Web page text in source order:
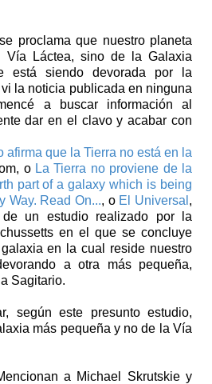
proclama que nuestro planeta
Vía Láctea, sino de la Galaxia
está siendo devorada por la
la noticia publicada en ninguna
a buscar información al
dar en el clavo y acabar con
afirma que la Tierra no está en la
o La Tierra no proviene de la
part of a galaxy which is being
Way. Read On..., o El Universal ,
un estudio realizado por la
en el que se concluye
en la cual reside nuestro
a otra más pequeña,
Sagitario.
según este presunto estudio,
más pequeña y no de la Vía
a Michael Skrutskie y